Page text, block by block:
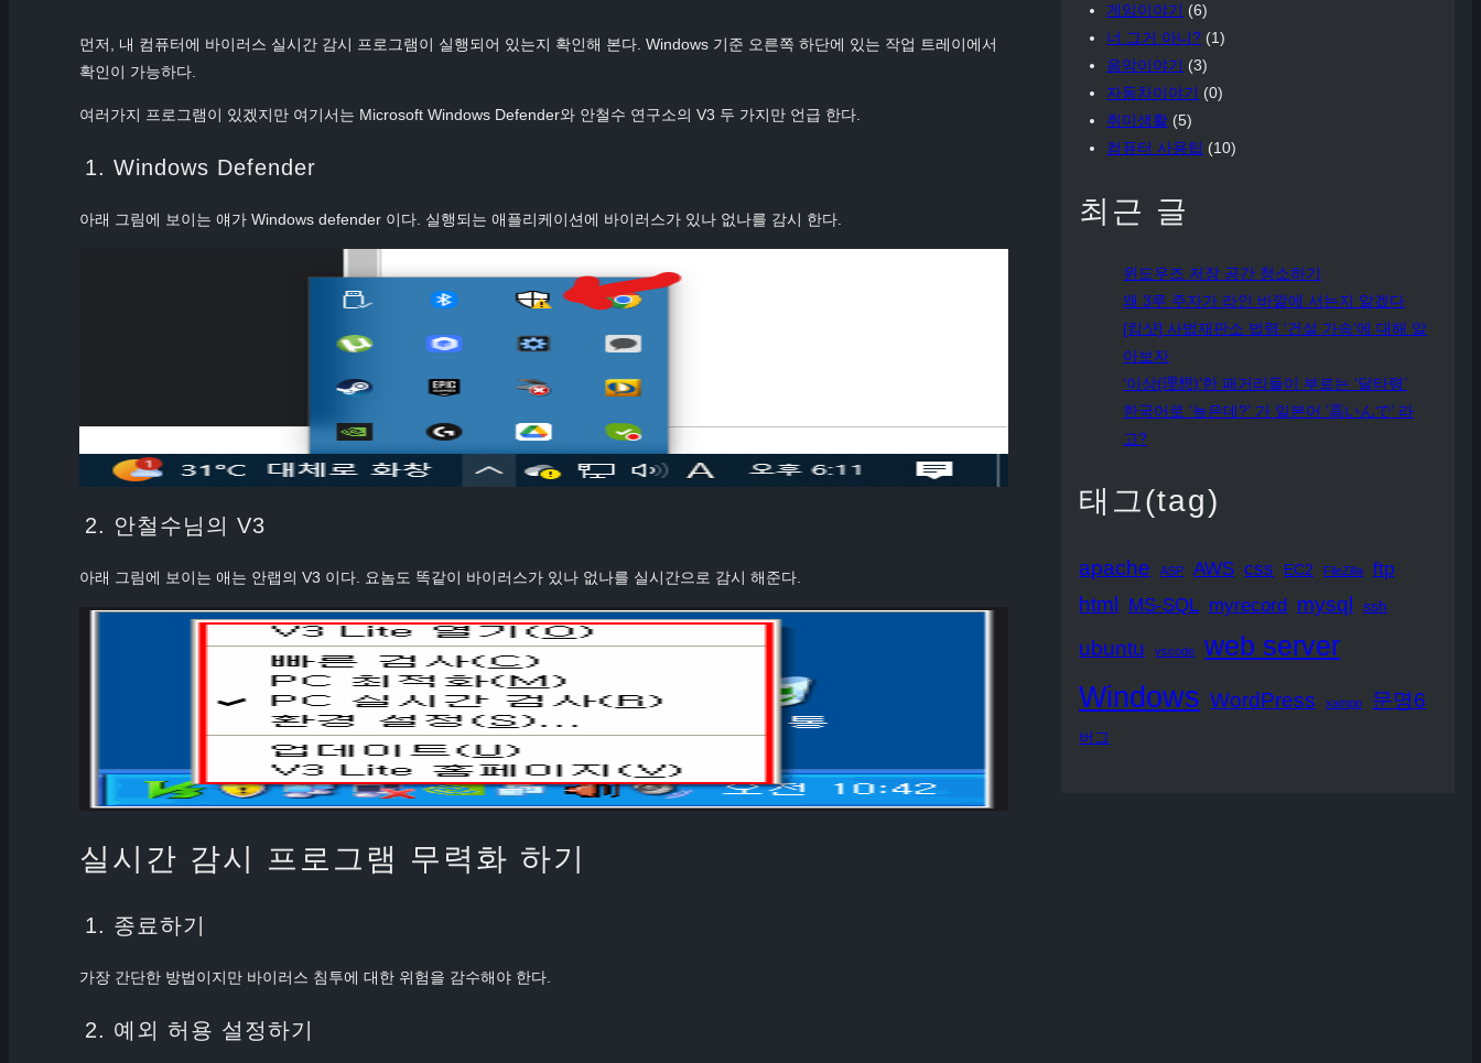
먼저, 내 컴퓨터에 바이러스 실시간 감시 프로그램이 실행되어 있는지 확인해 본다. Windows 기준 오른쪽 하단에 있는 작업 트레이에서
확인이 가능하다.
여러가지 프로그램이 있겠지만 여기서는 Microsoft Windows Defender와 안철수 연구소의 V3 두 가지만 언급 한다.
1. Windows Defender
아래 그림에 보이는 얘가 Windows defender 이다. 실행되는 애플리케이션에 바이러스가 있나 없나를 감시 한다.
2. 안철수님의 V3
아래 그림에 보이는 애는 안랩의 V3 이다. 요놈도 똑같이 바이러스가 있나 없나를 실시간으로 감시 해준다.
실시간 감시 프로그램 무력화 하기
1. 종료하기
가장 간단한 방법이지만 바이러스 침투에 대한 위험을 감수해야 한다.
2. 예외 허용 설정하기
게임이야기 (6)
너 그거 아니? (1)
음악이야기 (3)
자동차이야기 (0)
취미생활 (5)
컴퓨터 사용팁 (10)
최근 글
윈도우즈 저장 공간 청소하기
왜 3루 주자가 라인 바깥에 서는지 알겠다
[킹샷] 사법재판소 법령 ‘건설 가속’에 대해 알
아보자
‘이상(理想)’한 패거리들이 부르는 ‘달타령’
한국어로 ‘높은데?’ 가 일본어 ‘高いんで’ 라
고?
태그(tag)
apache ASP AWS css EC2 FileZilla ftp
html MS-SQL myrecord mysql ssh
ubuntu vscode web server
Windows WordPress xampp 문명6
버그